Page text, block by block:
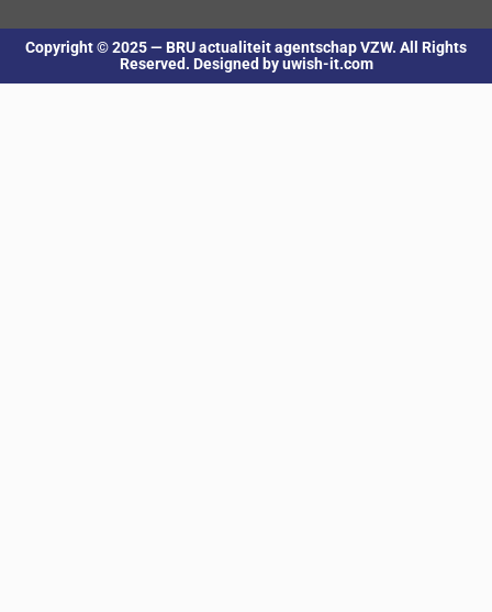
Copyright © 2025 — BRU actualiteit agentschap VZW. All Rights
Reserved. Designed by uwish-it.com